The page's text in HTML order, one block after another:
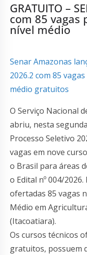
GRATUITO –
com 85 vagas
nível médio
Senar Amazonas
2026.2 com 85
médio gratuitos
O Serviço Nacional
abriu, nesta
Processo Seletivo
vagas em nove
o Brasil para áreas
o Edital nº 004/
ofertadas 85 vagas
Médio em
(Itacoatiara).
Os cursos técnicos
gratuitos, possuem